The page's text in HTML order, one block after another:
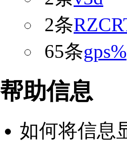
2条
65条gps%
帮助信息
如何将信息